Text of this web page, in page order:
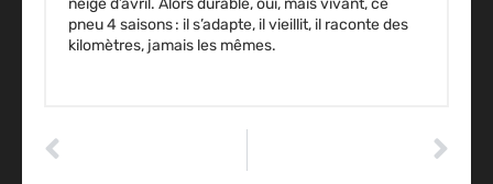
pneu 4 saisons : il s’adapte, il vieillit, il raconte des
kilomètres, jamais les mêmes.